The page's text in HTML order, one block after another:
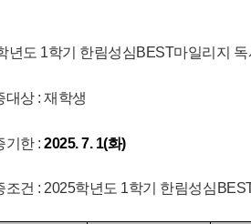
년도 1학기 한림성심BEST마일리지
대상 : 재학생
기한 : 2025. 7. 1(화)
조건 : 2025학년도 1학기 한림성심